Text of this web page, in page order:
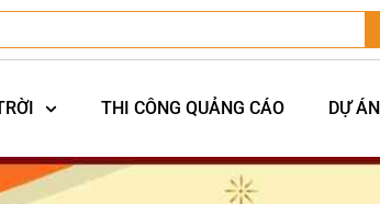
THI CÔNG QUẢNG CÁO DỰ ÁN